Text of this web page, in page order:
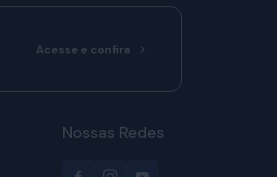
Acesse e confira
Nossas Redes